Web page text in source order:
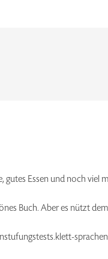
Essen und noch viel
Buch. Aber es nützt